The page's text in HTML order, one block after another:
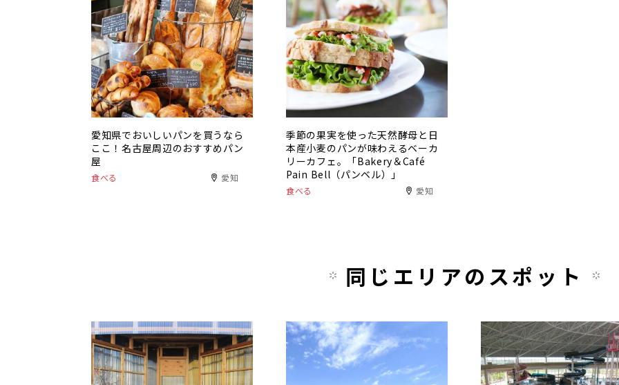
愛知県でおいしいパンを買うなら
ここ！名古屋周辺のおすすめパン
屋
食べる 愛知
季節の果実を使った天然酵母と日
本産小麦のパンが味わえるベーカ
リーカフェ。「Bakery＆Café
Pain Bell（パンベル）」
食べる 愛知
同じエリアのスポット